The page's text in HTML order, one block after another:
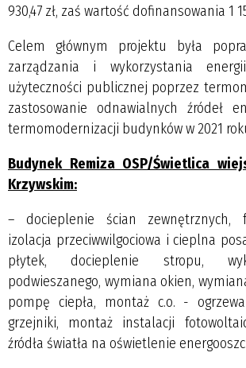
930,47 zł, zaś wartość dofinansowania 1
Celem głównym projektu była
zarządzania i wykorzystania
użyteczności publicznej poprzez
zastosowanie odnawialnych źródeł
termomodernizacji budynków w 2021
Budynek Remiza OSP/Świetlica
Krzywskim:
– docieplenie ścian zewnętrznych,
izolacja przeciwwilgociowa i cieplna
płytek, docieplenie stropu,
podwieszanego, wymiana okien,
pompę ciepła, montaż c.o. -
grzejniki, montaż instalacji
źródła światła na oświetlenie